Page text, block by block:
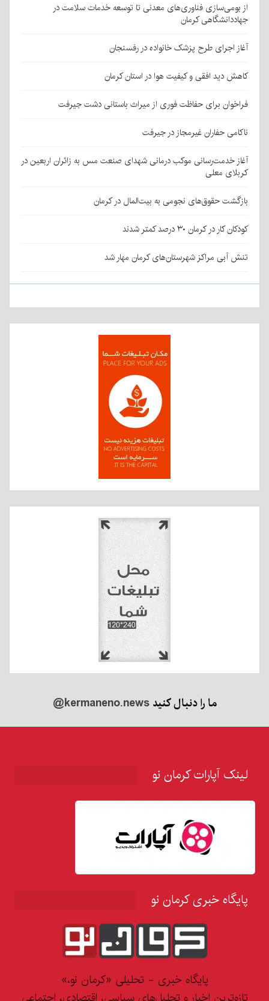
از بومی‌سازی فناوری‌های معدنی تا توسعه خدمات سلامت در
جهاددانشگاهی کرمان
آغاز اجرای طرح پزشک خانواده در رفسنجان
کاهش دید افقی و کیفیت هوا در استان کرمان
فراخوان برای حفاظت فوری از میراث باستانی دشت جیرفت
ناکامی حفاران غیرمجاز در جیرفت
آغاز خدمت‌رسانی موکب درمانی شهدای صنعت مس به زائران اربعین در
کربلای معلی
بازگشت حقوق‌های نجومی به بیت‌المال در کرمان
کودکان کار در کرمان ۳۰ درصد کمتر شدند
تنش آبی مراکز شهرستان‌های کرمان مهار شد
ما را دنبال کنید@kermaneno.news
لینک آپارات کرمان نو
پایگاه خبری کرمان نو
پایگاه خبری - تحلیلی «کرمان نو،»